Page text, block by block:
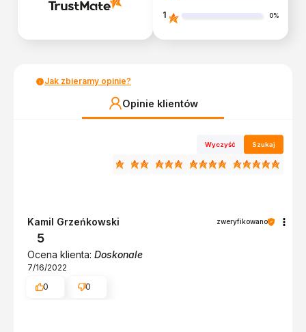
1 0%
Jak zbieramy opinie?
Opinie klientów
Wyczyść Szukaj
Kamil Grzeńkowski zweryfikowano
5
Ocena klienta: Doskonale
7/16/2022
0
0